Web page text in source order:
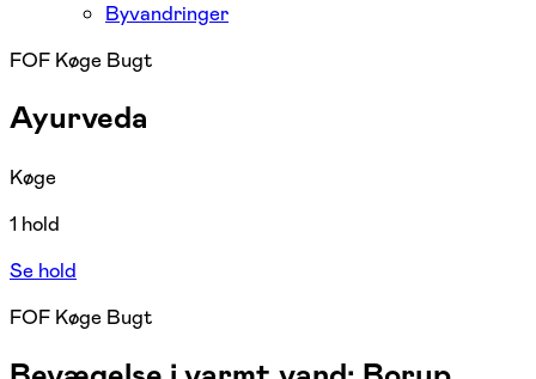
Byvandringer
FOF Køge Bugt
Ayurveda
Køge
1 hold
Se hold
FOF Køge Bugt